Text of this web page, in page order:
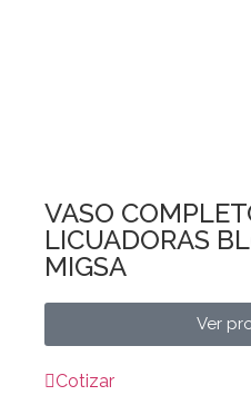
VASO
LICUADORAS
MIGSA
Ver
Cotizar